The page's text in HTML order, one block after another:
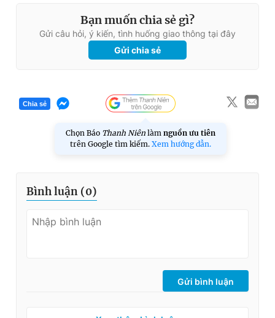
Bạn muốn chia sẻ gì?
Gửi câu hỏi, ý kiến, tình huống giao thông tại đây
Gửi chia sẻ
Chia sẻ
Chọn Báo Thanh Niên làm nguồn ưu tiên
trên Google tìm kiếm. Xem hướng dẫn.
Bình luận (0)
Gửi bình luận